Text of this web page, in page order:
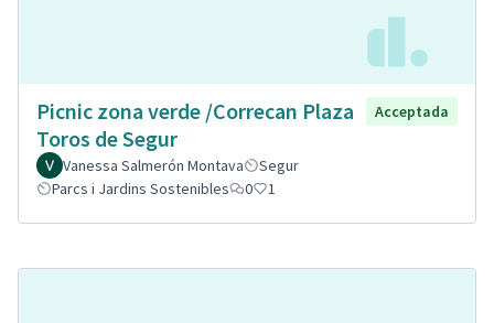
Picnic zona verde /Correcan Plaza
Toros de Segur
Acceptada
Vanessa Salmerón Montava
Segur
Parcs i Jardins Sostenibles
0 1